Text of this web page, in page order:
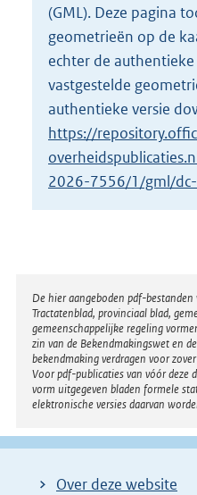
(GML). Deze pagina
geometrieën op de
echter de authentieke
vastgestelde
authentieke versie
https://
2026-7556/1/gml/
Disclaimer
De hier aangeboden pdf-
Tractatenblad, provinciaal blad,
gemeenschappelijke regeling
zin van de Bekendmakingswet en
bekendmaking verdragen voor
Voor pdf-publicaties van vóór deze
vorm uitgegeven bladen formele
elektronische versies daarvan
Over deze website